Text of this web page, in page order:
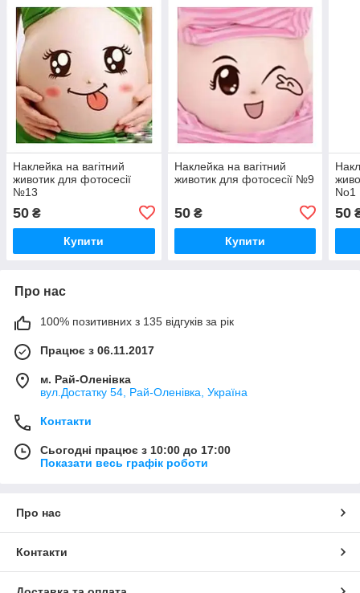
Наклейка на вагітний
животик для фотосесії
№13
50 ₴
Купити
Наклейка на вагітний
животик для фотосесії №9
50₴
Купити
No1
50
Про нас
100% позитивних з 135 відгуків за рік
Працює з 06.11.2017
м. Рай-Оленівка
вул.Достатку 54, Рай-Оленівка, Україна
Контакти
Сьогодні працює з 10:00 до 17:00
Показати весь графік роботи
Про нас
Контакти